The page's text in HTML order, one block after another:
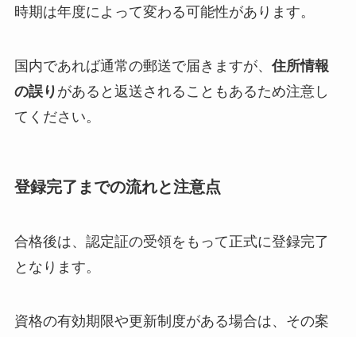
時期は年度によって変わる可能性があります。
国内であれば通常の郵送で届きますが、 住所情報
の誤り があると返送されることもあるため注意し
てください。
登録完了までの流れと注意点
合格後は、認定証の受領をもって正式に登録完了
となります。
資格の有効期限や更新制度がある場合は、その案